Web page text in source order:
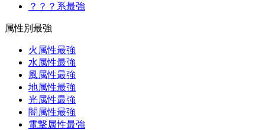
？？？系最強
属性別最強
火属性最強
水属性最強
風属性最強
地属性最強
光属性最強
闇属性最強
電撃属性最強